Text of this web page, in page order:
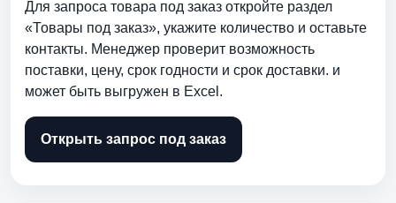
Для запроса товара под заказ откройте раздел
«Товары под заказ», укажите количество и оставьте
контакты. Менеджер проверит возможность
поставки, цену, срок годности и срок доставки. и
может быть выгружен в Excel.
Открыть запрос под заказ